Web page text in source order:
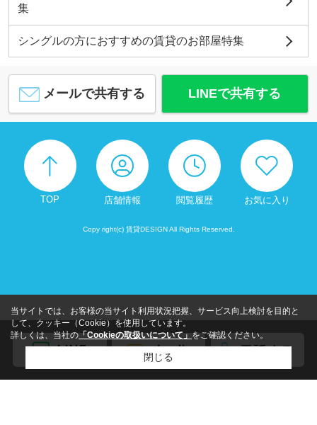
集
シングルの方におすすめの賃貸のお部屋特集
メールで共有する LINEで共有する
TOP 店舗情報 閲覧履歴 お気に入り
Copy right(c) 賃貸DESIGN All Rights Reserved.
当サイトでは、お客様の当サイト利用状況把握、サービス向上検討を目的と
して、クッキー（Cookie）を使用しています。
詳しくは、当社の 「Cookieの取扱いについて」 をご確認ください。
閉じる